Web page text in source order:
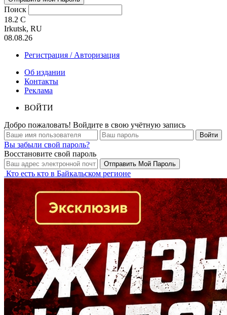
Поиск
18.2 C
Irkutsk, RU
08.08.26
Регистрация / Авторизация
Об издании
Контакты
Реклама
ВОЙТИ
Добро пожаловать! Войдите в свою учётную запись
Вы забыли свой пароль?
Восстановите свой пароль
Кто есть кто в Байкальском регионе